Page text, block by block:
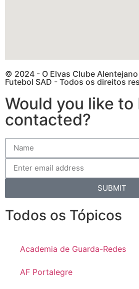
© 2024 - O Elvas Clube
Futebol SAD - Todos os direitos
Would you like to
contacted?
SUBMIT
Todos os Tópicos
Academia de Guarda-Redes
AF Portalegre